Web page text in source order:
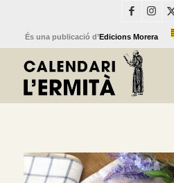
És una publicació d’Edicions Morera